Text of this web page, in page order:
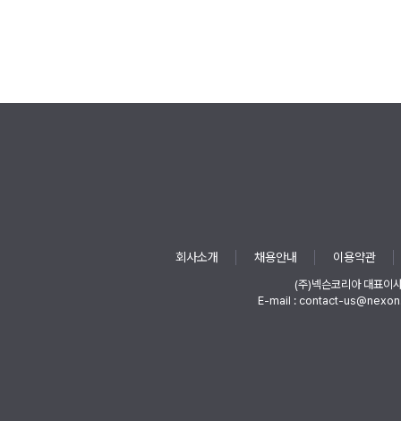
회사소개 채용안내 이용약관
(주)넥슨코리아 대표이
E-mail : contact-